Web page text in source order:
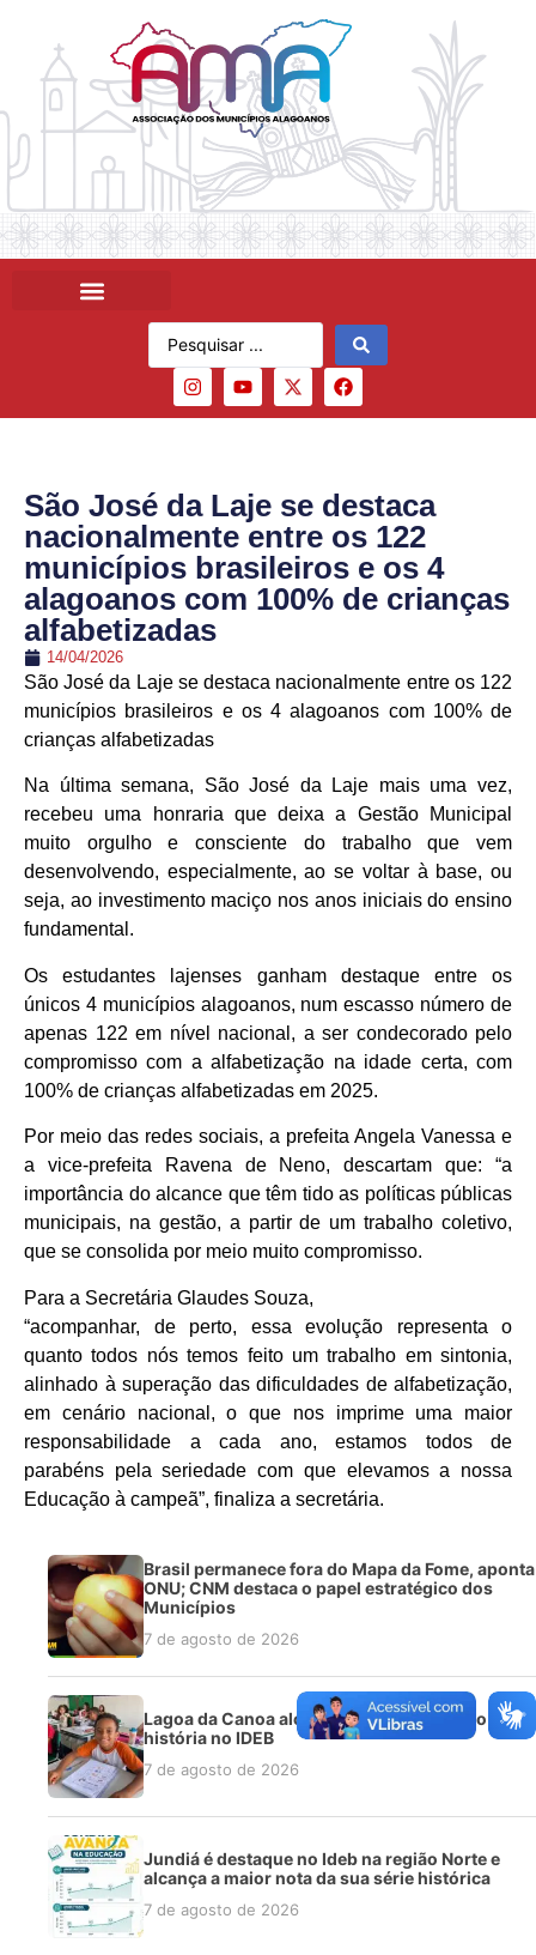
São José da Laje se destaca
nacionalmente entre os 122
municípios brasileiros e os 4
alagoanos com 100% de crianças
alfabetizadas
14/04/2026
São José da Laje se destaca nacionalmente entre os 122
municípios brasileiros e os 4 alagoanos com 100% de
crianças alfabetizadas
Na última semana, São José da Laje mais uma vez,
recebeu uma honraria que deixa a Gestão Municipal
muito orgulho e consciente do trabalho que vem
desenvolvendo, especialmente, ao se voltar à base, ou
seja, ao investimento maciço nos anos iniciais do ensino
fundamental.
Os estudantes lajenses ganham destaque entre os
únicos 4 municípios alagoanos, num escasso número de
apenas 122 em nível nacional, a ser condecorado pelo
compromisso com a alfabetização na idade certa, com
100% de crianças alfabetizadas em 2025.
Por meio das redes sociais, a prefeita Angela Vanessa e
a vice-prefeita Ravena de Neno, descartam que: “a
importância do alcance que têm tido as políticas públicas
municipais, na gestão, a partir de um trabalho coletivo,
que se consolida por meio muito compromisso.
Para a Secretária Glaudes Souza,
“acompanhar, de perto, essa evolução representa o
quanto todos nós temos feito um trabalho em sintonia,
alinhado à superação das dificuldades de alfabetização,
em cenário nacional, o que nos imprime uma maior
responsabilidade a cada ano, estamos todos de
parabéns pela seriedade com que elevamos a nossa
Educação à campeã”, finaliza a secretária.
Brasil permanece fora do Mapa da Fome, aponta
ONU; CNM destaca o papel estratégico dos
Municípios
7 de agosto de 2026
Lagoa da Canoa alcança melhor resultado da
história no IDEB
7 de agosto de 2026
Jundiá é destaque no Ideb na região Norte e
alcança a maior nota da sua série histórica
7 de agosto de 2026